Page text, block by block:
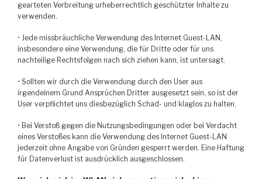
gearteten Verbreitung urheberrechtlich geschützter Inhalte zu
verwenden.
• Jede missbräuchliche Verwendung des Internet Guest-LAN,
insbesondere eine Verwendung, die für Dritte oder für uns
nachteilige Rechtsfolgen nach sich ziehen kann, ist untersagt.
• Sollten wir durch die Verwendung durch den User aus
irgendeinem Grund Ansprüchen Dritter ausgesetzt sein, so ist der
User verpflichtet uns diesbezüglich Schad- und klaglos zu halten.
• Bei Verstoß gegen die Nutzungsbedingungen oder bei Verdacht
eines Verstoßes kann die Verwendung des Internet Guest-LAN
jederzeit ohne Angabe von Gründen gesperrt werden. Eine Haftung
für Datenverlust ist ausdrücklich ausgeschlossen.